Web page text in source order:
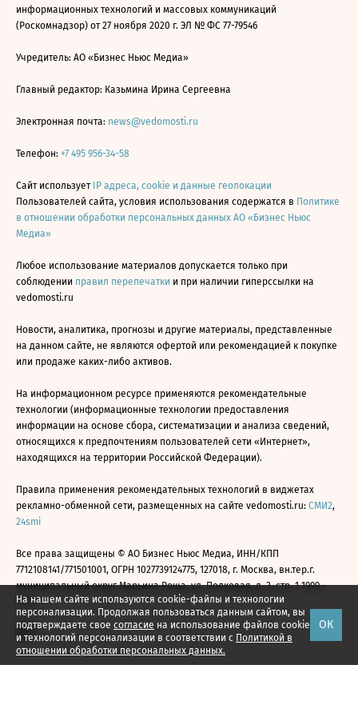
На нашем сайте используются cookie-файлы и технологии
персонализации. Продолжая пользоваться данным сайтом, вы
подтверждаете свое согласие на использование файлов cookie
и технологий персонализации в соответствии с Политикой в
отношении обработки персональных данных.
ОК
информационных технологий и массовых коммуникаций
(Роскомнадзор) от 27 ноября 2020 г. ЭЛ № ФС 77-79546
Учредитель: АО «Бизнес Ньюс Медиа»
Главный редактор: Казьмина Ирина Сергеевна
Электронная почта: news@vedomosti.ru
Телефон: +7 495 956-34-58
Сайт использует IP адреса, cookie и данные геолокации
Пользователей сайта, условия использования содержатся в Политике
в отношении обработки персональных данных АО «Бизнес Ньюс
Медиа»
Любое использование материалов допускается только при
соблюдении правил перепечатки и при наличии гиперссылки на
vedomosti.ru
Новости, аналитика, прогнозы и другие материалы, представленные
на данном сайте, не являются офертой или рекомендацией к покупке
или продаже каких-либо активов.
На информационном ресурсе применяются рекомендательные
технологии (информационные технологии предоставления
информации на основе сбора, систематизации и анализа сведений,
относящихся к предпочтениям пользователей сети «Интернет»,
находящихся на территории Российской Федерации).
Правила применения рекомендательных технологий в виджетах
рекламно-обменной сети, размещенных на сайте vedomosti.ru: СМИ2,
24smi
Все права защищены © АО Бизнес Ньюс Медиа, ИНН/КПП
7712108141/771501001, ОГРН 1027739124775, 127018, г. Москва, вн.тер.г.
муниципальный округ Марьина Роща, ул. Полковая, д. 3, стр. 1 1999—
2026